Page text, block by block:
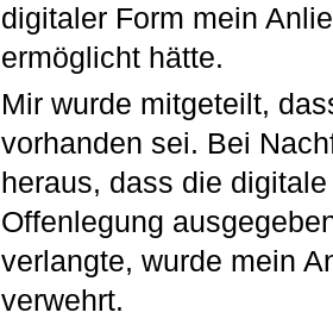
digitaler Form mein
ermöglicht hätte.
Mir wurde mitgeteilt,
vorhanden sei. Bei
heraus, dass die
Offenlegung
verlangte, wurde mein
verwehrt.